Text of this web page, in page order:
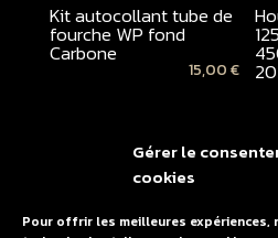
Gérer le
cookies
Pour offrir les meilleures expériences,
Kit autocollant tube de
fourche WP fond
Carbone
15,00€